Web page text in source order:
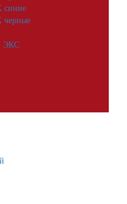
синие
черные
ЭКС